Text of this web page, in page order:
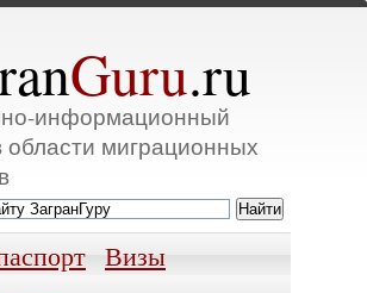
Guru.ru
информационный
области миграционных
Визы